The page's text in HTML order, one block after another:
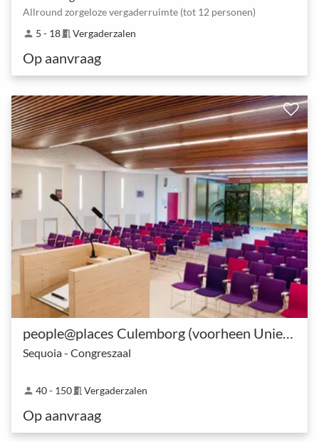
Allround zorgeloze vergaderruimte (tot 12 personen)
person 5 - 18meeting_room Vergaderzalen
Op aanvraag
Sequoia - Congreszaal
person 40 - 150meeting_room Vergaderzalen
Op aanvraag